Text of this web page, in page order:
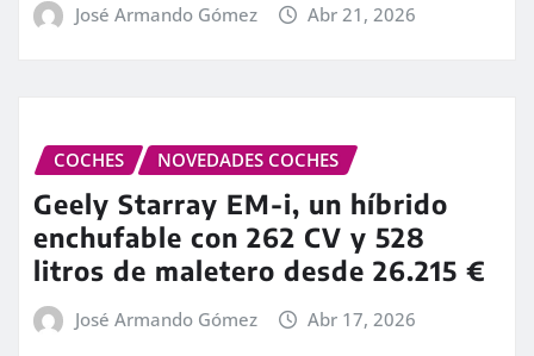
José Armando Gómez Abr 21, 2026
COCHES NOVEDADES COCHES
Geely Starray EM-i, un híbrido
enchufable con 262 CV y 528
litros de maletero desde 26.215 €
José Armando Gómez Abr 17, 2026